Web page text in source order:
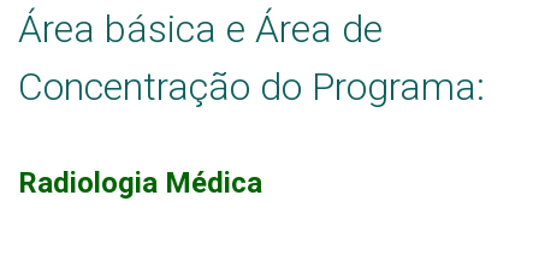
Área básica e Área de
Concentração do Programa:
Radiologia Médica